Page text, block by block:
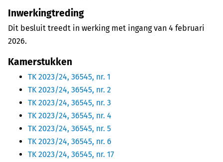
Inwerkingtreding
Dit besluit treedt in werking met ingang van 4 februari
2026.
Kamerstukken
TK 2023/24, 36545, nr. 1
TK 2023/24, 36545, nr. 2
TK 2023/24, 36545, nr. 3
TK 2023/24, 36545, nr. 4
TK 2023/24, 36545, nr. 5
TK 2023/24, 36545, nr. 6
TK 2023/24, 36545, nr. 17